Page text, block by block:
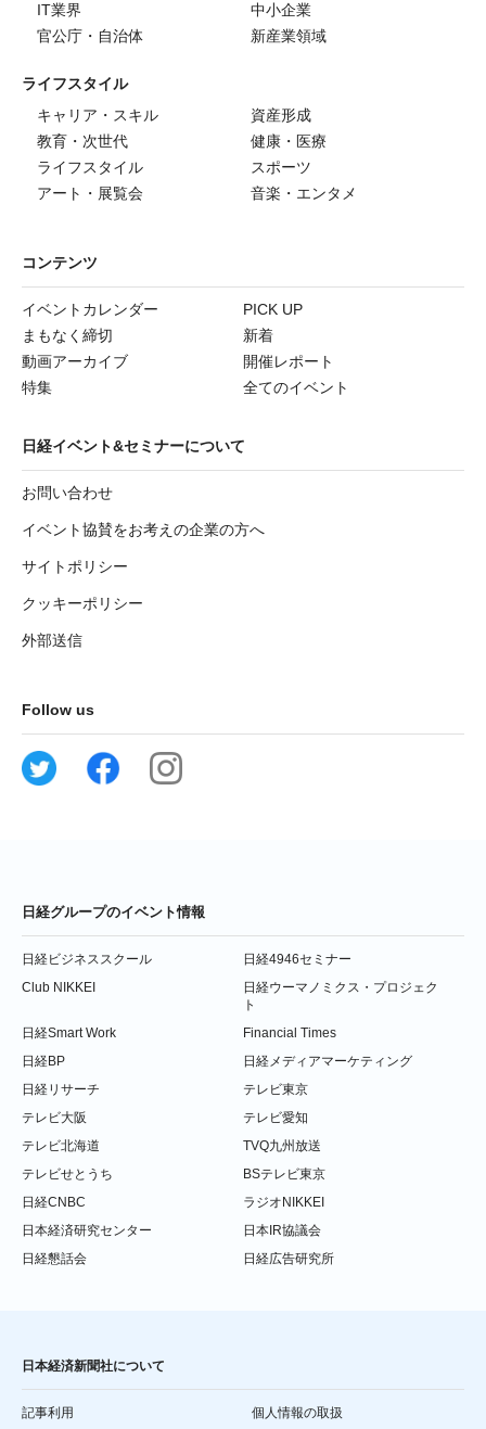
IT業界
中小企業
官公庁・自治体
新産業領域
ライフスタイル
キャリア・スキル
資産形成
教育・次世代
健康・医療
ライフスタイル
スポーツ
アート・展覧会
音楽・エンタメ
コンテンツ
イベントカレンダー
PICK UP
まもなく締切
新着
動画アーカイブ
開催レポート
特集
全てのイベント
日経イベント&セミナーについて
お問い合わせ
イベント協賛をお考えの企業の方へ
サイトポリシー
クッキーポリシー
外部送信
Follow us
日経グループのイベント情報
日経ビジネススクール
日経4946セミナー
Club NIKKEI
日経ウーマノミクス・プロジェク
ト
日経Smart Work
Financial Times
日経BP
日経メディアマーケティング
日経リサーチ
テレビ東京
テレビ大阪
テレビ愛知
テレビ北海道
TVQ九州放送
テレビせとうち
BSテレビ東京
日経CNBC
ラジオNIKKEI
日本経済研究センター
日本IR協議会
日経懇話会
日経広告研究所
日本経済新聞社について
記事利用 個人情報の取扱